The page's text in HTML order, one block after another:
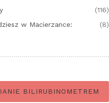
(116)
w Macierzance:
(8)
BILIRUBINOMETREM